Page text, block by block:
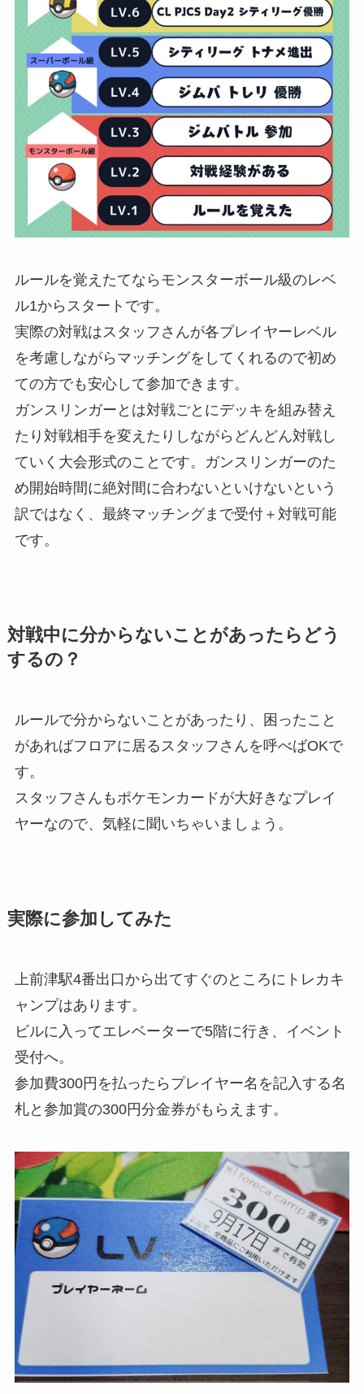
ルールを覚えたてならモンスターボール級のレベ
ル1からスタートです。
実際の対戦はスタッフさんが各プレイヤーレベル
を考慮しながらマッチングをしてくれるので初め
ての方でも安心して参加できます。
ガンスリンガーとは対戦ごとにデッキを組み替え
たり対戦相手を変えたりしながらどんどん対戦し
ていく大会形式のことです。ガンスリンガーのた
め開始時間に絶対間に合わないといけないという
訳ではなく、最終マッチングまで受付＋対戦可能
です。
対戦中に分からないことがあったらどう
するの？
ルールで分からないことがあったり、困ったこと
があればフロアに居るスタッフさんを呼べばOKで
す。
スタッフさんもポケモンカードが大好きなプレイ
ヤーなので、気軽に聞いちゃいましょう。
実際に参加してみた
上前津駅4番出口から出てすぐのところにトレカキ
ャンプはあります。
ビルに入ってエレベーターで5階に行き、イベント
受付へ。
参加費300円を払ったらプレイヤー名を記入する名
札と参加賞の300円分金券がもらえます。